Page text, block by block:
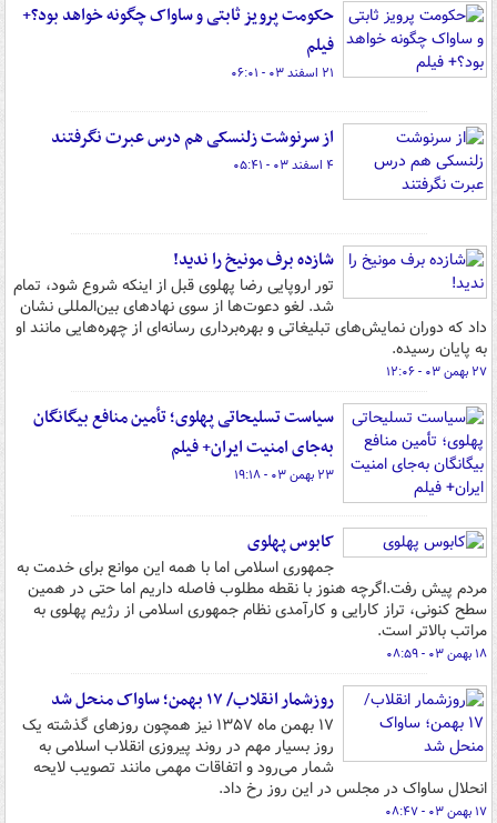
حکومت پرویز ثابتی و ساواک چگونه خواهد بود؟+
فیلم
۲۱ اسفند ۰۳ - ۰۶:۰۱
از سرنوشت زلنسکی هم درس عبرت نگرفتند
۴ اسفند ۰۳ - ۰۵:۴۱
شازده برف مونیخ را ندید!
تور اروپایی رضا پهلوی قبل از اینکه شروع شود، تمام
شد. لغو دعوت‌ها از سوی نهادهای بین‌المللی نشان
داد که دوران نمایش‌های تبلیغاتی و بهره‌برداری رسانه‌ای از چهره‌هایی مانند او
به پایان رسیده.
۲۷ بهمن ۰۳ - ۱۲:۰۶
سیاست تسلیحاتی پهلوی؛ تأمین منافع بیگانگان
به‌جای امنیت ایران+ فیلم
۲۳ بهمن ۰۳ - ۱۹:۱۸
کابوس پهلوی
جمهوری اسلامی اما با همه این موانع برای خدمت به
مردم پیش رفت.اگرچه هنوز با نقطه مطلوب فاصله داریم اما حتی در همین
سطح کنونی، تراز کارایی و کارآمدی نظام جمهوری اسلامی از رژیم پهلوی به
مراتب بالاتر است.
۱۸ بهمن ۰۳ - ۰۸:۵۹
روزشمار انقلاب/ ۱۷ بهمن؛ ساواک منحل شد
۱۷ بهمن ماه ۱۳۵۷ نیز همچون روزهای گذشته یک
روز بسیار مهم در روند پیروزی انقلاب اسلامی به
شمار می‌رود و اتفاقات مهمی مانند تصویب لایحه
انحلال ساواک در مجلس در این روز رخ داد.
۱۷ بهمن ۰۳ - ۰۸:۴۷